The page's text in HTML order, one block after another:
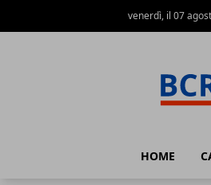
venerdì, il 07
HOME